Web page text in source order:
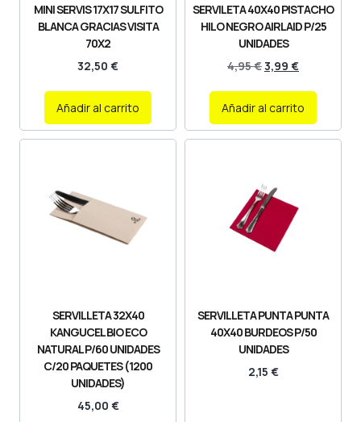
MINI SERVIS 17X17 SULFITO
BLANCA GRACIAS VISITA
70X2
32,50 €
Añadir al carrito
SERVILETA 40X40 PISTACHO
HILO NEGRO AIRLAID P/25
UNIDADES
4,95€3,99 €
Añadir al carrito
SERVILLETA 32X40
KANGUCEL BIO ECO
NATURAL P/60 UNIDADES
C/20 PAQUETES (1200
UNIDADES)
45,00 €
SERVILLETA PUNTA PUNTA
40X40 BURDEOS P/50
UNIDADES
2,15 €